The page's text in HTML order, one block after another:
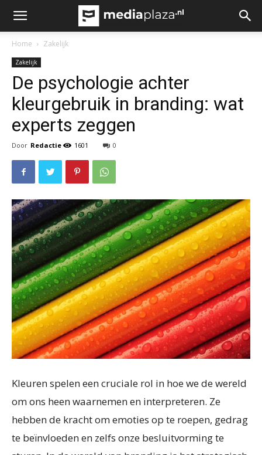
Home Zakelijk
Zakelijk
De psychologie achter
kleurgebruik in branding: wat
experts zeggen
Door Redactie 1601 0
Kleuren spelen een cruciale rol in hoe we de wereld
om ons heen waarnemen en interpreteren. Ze
hebben de kracht om emoties op te roepen, gedrag
te beïnvloeden en zelfs onze besluitvorming te